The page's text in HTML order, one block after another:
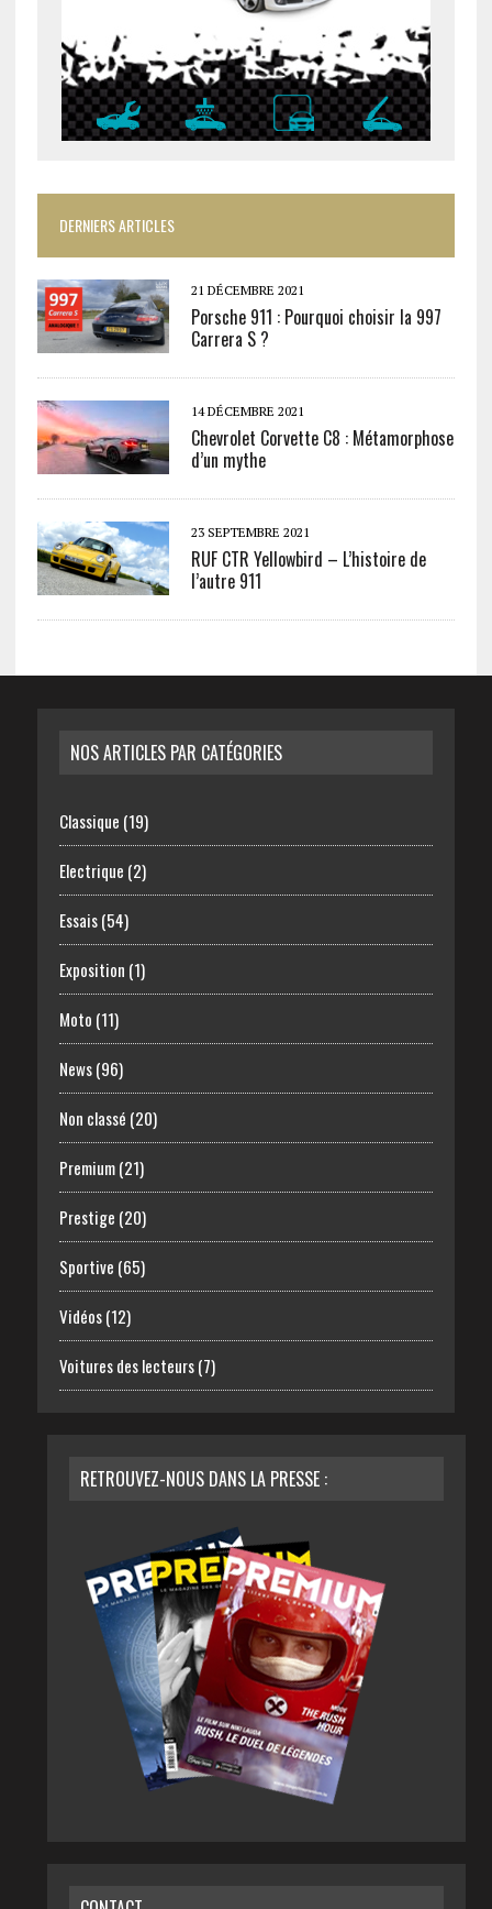
DERNIERS ARTICLES
21 DÉCEMBRE 2021
Porsche 911 : Pourquoi choisir la 997
Carrera S ?
14 DÉCEMBRE 2021
Chevrolet Corvette C8 : Métamorphose
d’un mythe
23 SEPTEMBRE 2021
RUF CTR Yellowbird – L’histoire de
l’autre 911
NOS ARTICLES PAR CATÉGORIES
Classique (19)
Electrique (2)
Essais(54)
Exposition (1)
Moto (11)
News(96)
Non classé (20)
Premium(21)
Prestige (20)
Sportive (65)
Vidéos(12)
Voitures des lecteurs(7)
RETROUVEZ-NOUS DANS LA PRESSE :